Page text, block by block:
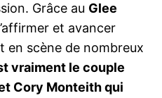
Grâce au Glee
et avancer
en scène de nombreux
vraiment le couple
Cory Monteith qui